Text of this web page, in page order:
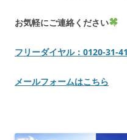
お気軽にご連絡ください
フリーダイヤル：0120-31-
メールフォームはこちら